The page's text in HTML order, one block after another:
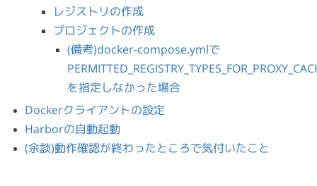
レジストリの作成
プロジェクトの作成
(備考)docker-compose.ymlで
を指定しなかった場合
Dockerクライアントの設定
Harborの自動起動
(余談)動作確認が終わったところで気付いたこと